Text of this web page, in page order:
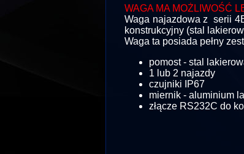
WAGA MA MOŻLIWOŚĆ
Waga najazdowa z serii
konstrukcyjny (stal
Waga ta posiada pełny
pomost - stal
1 lub 2 najazdy
czujniki IP67
miernik - aluminium
złącze RS232C do